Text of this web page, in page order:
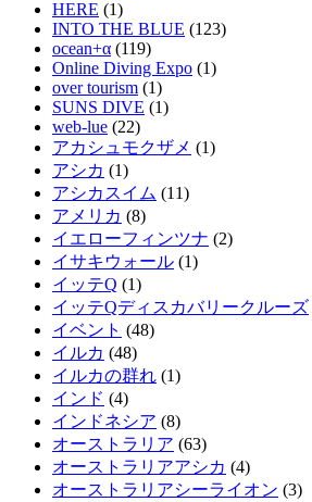
HERE (1)
INTO THE BLUE (123)
ocean+α (119)
Online Diving Expo (1)
over tourism (1)
SUNS DIVE (1)
web-lue (22)
アカシュモクザメ (1)
アシカ (1)
アシカスイム (11)
アメリカ (8)
イエローフィンツナ (2)
イサキウォール (1)
イッテQ (1)
イッテQディスカバリークルーズ
イベント (48)
イルカ (48)
イルカの群れ (1)
インド (4)
インドネシア (8)
オーストラリア (63)
オーストラリアアシカ (4)
オーストラリアシーライオン (3)